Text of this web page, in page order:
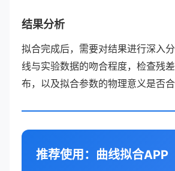
结果分析
拟合完成后，需要对结果进行深入
线与实验数据的吻合程度，检查残
布，以及拟合参数的物理意义是否合
推荐使用：曲线拟合APP